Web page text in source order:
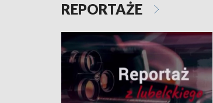
REPORTAŻE